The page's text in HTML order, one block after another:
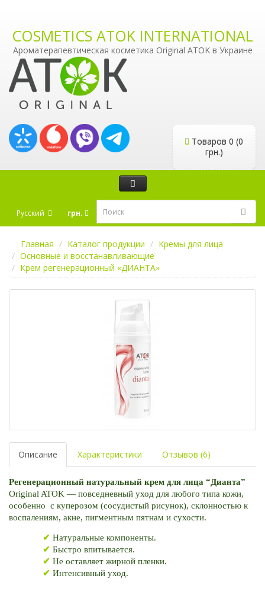
COSMETICS ATOK INTERNATIONAL
Ароматерапевтическая косметика Original ATOK в Украине
Товаров 0 (0
грн.)
Русский грн.
Главная Каталог продукции
Кремы для лица
Основные и восстанавливающие
Крем регенерационный «ДИАНТА»
Описание Характеристики Отзывов (6)
Original ATOK — повседневный уход для любого типа кожи,
особенно  с куперозом (сосудистый рисунок), склонностью к
воспалениям, акне, пигментным пятнам и сухости.
✔ Натуральные компоненты.
✔ Быстро впитывается.
✔ Не оставляет жирной пленки.
✔ Интенсивный уход.